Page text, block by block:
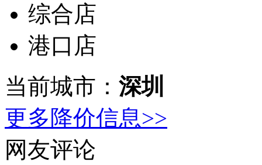
综合店
港口店
当前城市： 深圳
更多降价信息>>
网友评论